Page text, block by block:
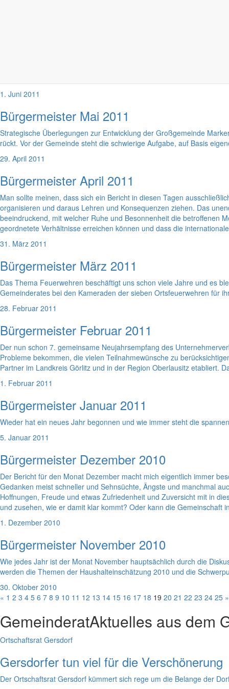
Wenn der Monat Juni mit dem Kindertag beginnt und gleich einen
erst einmal den Kindern den Vortritt. Gleich am 01. Juni 2011
Projektzirkus findet nun schon zum zweiten Mal statt und ist bei
1. Juni 2011
Bürgermeister Mai 2011
Strategische Überlegungen zur Entwicklung der Großgemeinde
rückt. Vor der Gemeinde steht die schwierige Aufgabe, auf Basis
29. April 2011
Bürgermeister April 2011
Man sollte meinen, dass sich ein Bericht in diesen Tagen
organisieren und daraus Lehren und Konsequenzen ziehen. Das
beeindruckend, mit welcher Ruhe und Besonnenheit die betroffenen
geordnetete Verhältnisse erreichen können und dass die
31. März 2011
Bürgermeister März 2011
Das Thema Feuerwehren beschäftigt uns schon viele Jahre und es
Gemeinderates bei den Kameraden der sieben Ortsfeuerwehren für
28. Februar 2011
Bürgermeister Februar 2011
Der nun schon 7. gemeinsame Neujahrsempfang des
Probleme bekommen, die vielen Teilnahmewünsche zu
Partner im Landkreis Görlitz und in der Region Oberlausitz etabliert.
1. Februar 2011
Bürgermeister Januar 2011
Wieder hat ein neues Jahr begonnen und wie immer steht die
5. Januar 2011
Bürgermeister Dezember 2010
Der Bericht für den Monat Dezember macht mich eigentlich immer
Gedanken meist schneller und Sehnsüchte, Ängste und manchmal
Hoffnungen, Freude und etwas Zufriedenheit und Zuversicht mit in
und zusehen, wie er damit klar kommt? Oder kann die Gemeinschaft
1. Dezember 2010
Bürgermeister November 2010
Wie jedes Jahr ist der Monat November hauptsächlich durch die
werden die Themen der Haushalteinschätzung 2010 und die
30. Oktober 2010
« 1 2 3 4 5 6 7 8 9 10 11 12 13 14 15 16 17 18 19 20 21 22 23 24 25 »
GemeinderatAktuelles aus dem
Ortschaftsrat Gersdorf
Gersdorfer tun viel für die Verschönerung
Der Ortschaftsrat Gersdorf kümmert sich rege um die Belange der